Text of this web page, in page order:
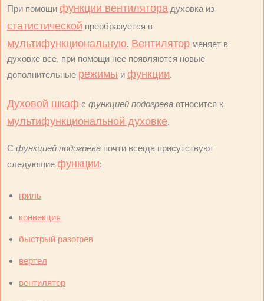
При помощи функции вентилятора духовка из
статистической преобразуется в
мультифункциональную. Вентилятор меняет в
духовке все, при помощи нее появляются новые
дополнительные режимы и функции.
Духовой шкаф с функцией подогрева относится к
мультифункциональной духовке.
С функцией подогрева почти всегда присутствуют
следующие функции:
гриль
конвекция
быстрый разогрев
вертел
вентилятор